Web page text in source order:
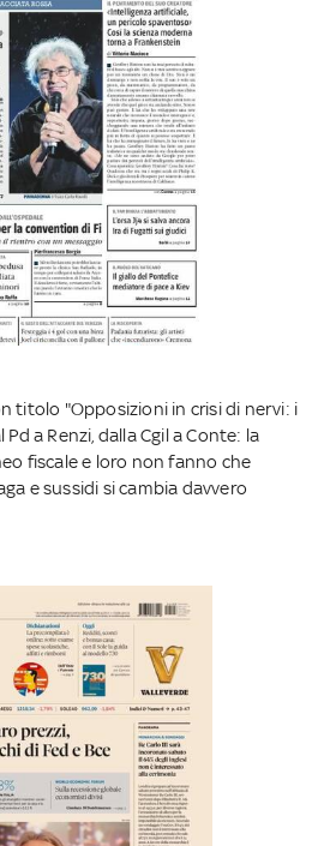
titolo "Opposizioni in crisi di nervi: i
a Renzi, dalla Cgil a Conte: la
fiscale e loro non fanno che
e sussidi si cambia davvero